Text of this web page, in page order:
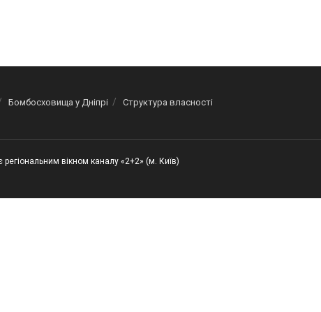
Бомбосховища у Дніпрі Структура власності
вікном каналу «2+2» (м. Київ)